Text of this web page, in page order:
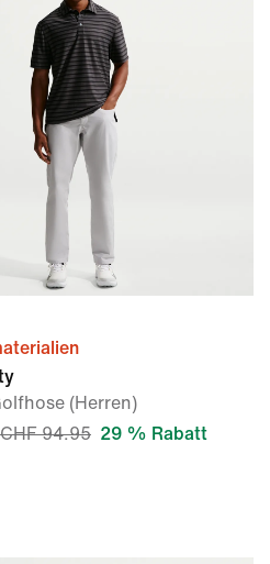
(Herren)
CHF 94.95 29 % Rabatt